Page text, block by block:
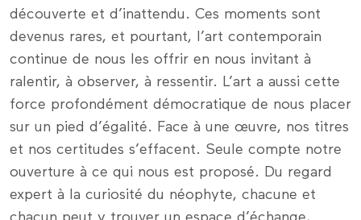
découverte et d’inattendu. Ces moments sont
devenus rares, et pourtant, l’art contemporain
continue de nous les offrir en nous invitant à
ralentir, à observer, à ressentir. L’art a aussi cette
force profondément démocratique de nous placer
sur un pied d’égalité. Face à une œuvre, nos titres
et nos certitudes s’effacent. Seule compte notre
ouverture à ce qui nous est proposé. Du regard
expert à la curiosité du néophyte, chacune et